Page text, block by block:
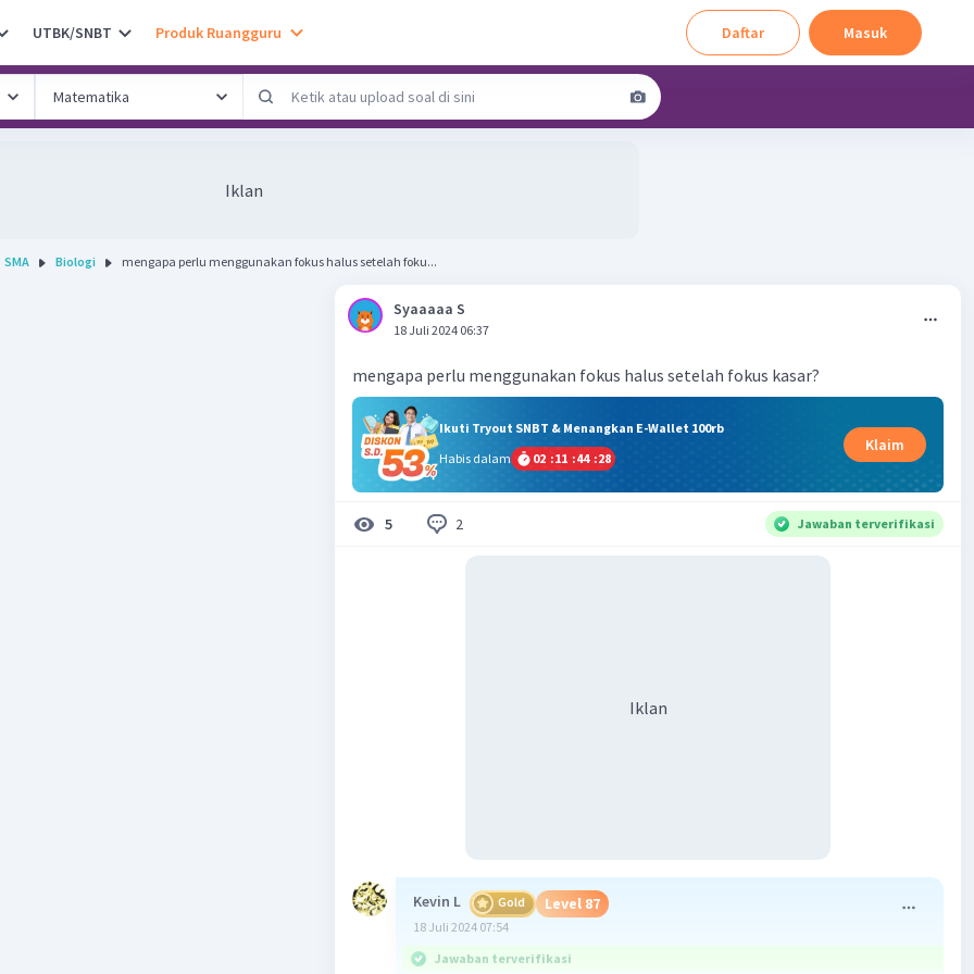
UTBK/SNBT Produk Ruangguru Daftar Masuk
Iklan
SMA Biologi mengapa perlu menggunakan fokus halus setelah foku...
Syaaaaa S
18 Juli 2024 06:37
mengapa perlu menggunakan fokus halus setelah fokus kasar?
Ikuti Tryout SNBT & Menangkan E-Wallet 100rb
Habis dalam
02 :11 :44 :27
Klaim
5 2 Jawaban terverifikasi
Iklan
Kevin L Gold Level 87
18 Juli 2024 07:54
Jawaban terverifikasi